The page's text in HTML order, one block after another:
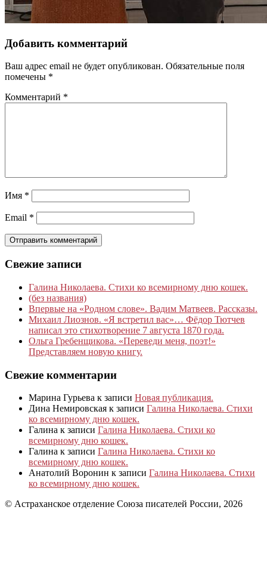
Добавить комментарий
Ваш адрес email не будет опубликован. Обязательные поля
помечены *
Комментарий *
Имя *
Email *
Свежие записи
Галина Николаева. Стихи ко всемирному дню кошек.
(без названия)
Впервые на «Родном слове». Вадим Матвеев. Рассказы.
Михаил Лиознов. «Я встретил вас»… Фёдор Тютчев
написал это стихотворение 7 августа 1870 года.
Ольга Гребенщикова. «Переведи меня, поэт!»
Представляем новую книгу.
Свежие комментарии
Марина Гурьева к записи Новая публикация.
Дина Немировская к записи Галина Николаева. Стихи
ко всемирному дню кошек.
Галина к записи Галина Николаева. Стихи ко
всемирному дню кошек.
Галина к записи Галина Николаева. Стихи ко
всемирному дню кошек.
Анатолий Воронин к записи Галина Николаева. Стихи
ко всемирному дню кошек.
© Астраханское отделение Союза писателей России, 2026